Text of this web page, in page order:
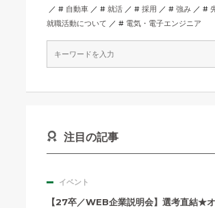
自動車
就活 採用 強み
就職活動について
電気・電子エンジニア
注目の記事
イベント
【27卒／WEB企業説明会】選考直結★オ